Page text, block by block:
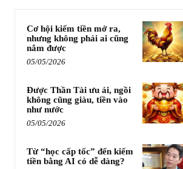
Cơ hội kiếm tiền mở ra,
nhưng không phải ai cũng
nắm được
05/05/2026
Được Thần Tài ưu ái, ngồi
không cũng giàu, tiền vào
như nước
05/05/2026
Từ “học cấp tốc” đến kiếm
tiền bằng AI có dễ dàng?